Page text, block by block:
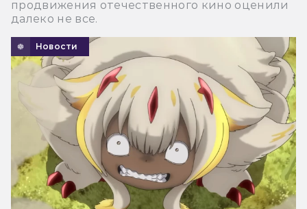
продвижения отечественного кино оценили
далеко не все.
Новости